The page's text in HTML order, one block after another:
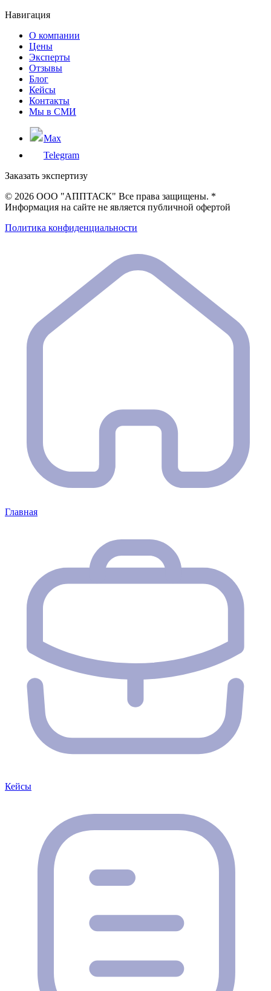
Навигация
О компании
Цены
Эксперты
Отзывы
Блог
Кейсы
Контакты
Мы в СМИ
Max
Telegram
Заказать экспертизу
© 2026 ООО "АППТАСК" Все права защищены. *
Информация на сайте не является публичной офертой
Политика конфиденциальности
Главная
Кейсы